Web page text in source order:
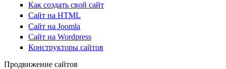
Как создать свой сайт
Сайт на HTML
Сайт на Joomla
Сайт на Wordpress
Конструкторы сайтов
Продвижение сайтов